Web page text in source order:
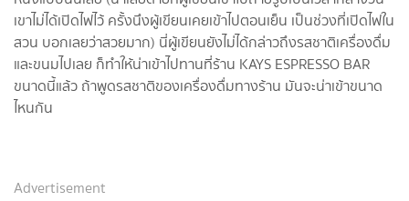
เขาไม่ได้เปิดไฟไว้ ครั้งนึงผู้เขียนเคยเข้าไปตอนเย็น เป็นช่วงที่เปิดไฟใน
สวน บอกเลยว่าสวยมาก) นี่ผู้เขียนยังไม่ได้กล่าวถึงรสชาติเครื่องดื่ม
และขนมไปเลย ก็ทำให้น่าเข้าไปทานที่ร้าน KAYS ESPRESSO BAR
ขนาดนี้แล้ว ถ้าพูดรสชาติของเครื่องดื่มทางร้าน มันจะน่าเข้าขนาด
ไหนกัน
Advertisement